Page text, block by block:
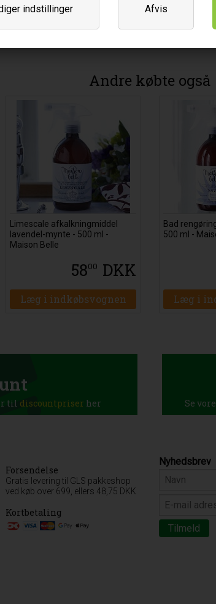
indstillinger Afvis
Andre købte også
Limescale afkalkningmiddel
lavendel-mynte - 500 ml -
Maison Belle
5800 DKK
Læg i indkøbsvognen
Bad
500 ml -
Læg i
til discountpriser her Se
Forsendelse
Gratis levering til GLS pakkeshop
ved køb over 699, ellers 48,75 DKK
Kortbetaling
Nyhedsbrev